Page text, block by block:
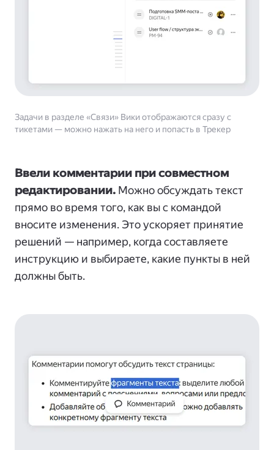
Задачи в разделе «Связи» Вики отображаются сразу с
тикетами — можно нажать на него и попасть в Трекер
Ввели комментарии при совместном
редактировании. Можно обсуждать текст
прямо во время того, как вы с командой
вносите изменения. Это ускоряет принятие
решений — например, когда составляете
инструкцию и выбираете, какие пункты в ней
должны быть.